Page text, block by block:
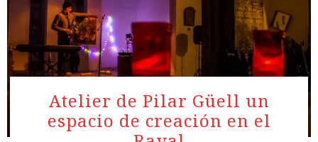
Atelier de Pilar Güell un
espacio de creación en el